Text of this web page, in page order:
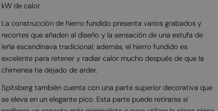
kW de calor.
La construcción de hierro fundido presenta varios grabados y
recortes que añaden al diseño y la sensación de una estufa de
leña escandinava tradicional; además, el hierro fundido es
excelente para retener y radiar calor mucho después de que la
chimenea ha dejado de arder.
Spitsberg también cuenta con una parte superior decorativa que
se eleva en un elegante pico. Esta parte puede retirarse si